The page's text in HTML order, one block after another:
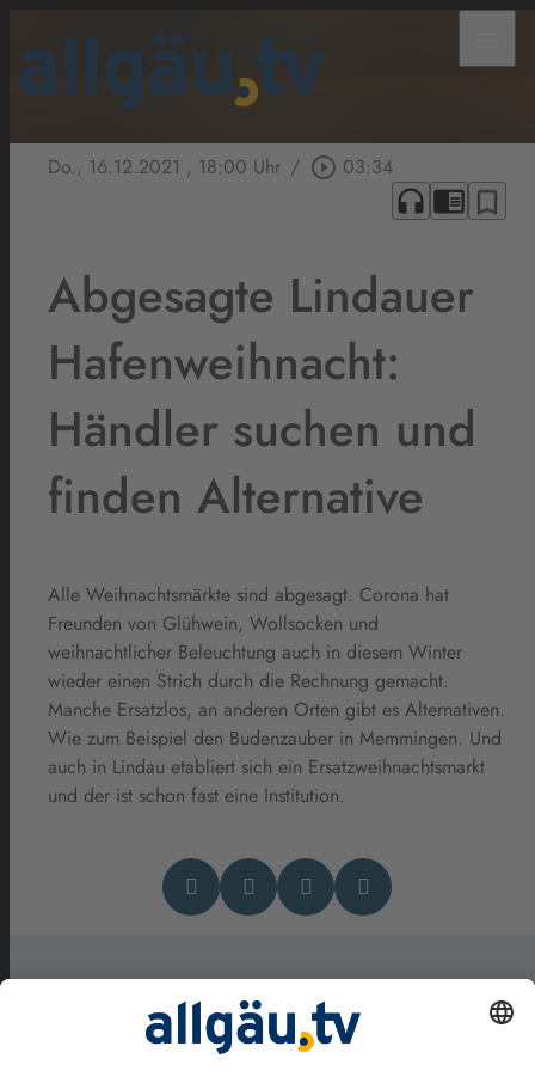
Do., 16.12.2021 , 18:00 Uhr / play_circle_outline 03:34
headphones chrome_reader_mode bookmark_border
Abgesagte Lindauer
Hafenweihnacht:
Händler suchen und
finden Alternative
Alle Weihnachtsmärkte sind abgesagt. Corona hat
Freunden von Glühwein, Wollsocken und
weihnachtlicher Beleuchtung auch in diesem Winter
wieder einen Strich durch die Rechnung gemacht.
Manche Ersatzlos, an anderen Orten gibt es Alternativen.
Wie zum Beispiel den Budenzauber in Memmingen. Und
auch in Lindau etabliert sich ein Ersatzweihnachtsmarkt
und der ist schon fast eine Institution.
Das könnte Dich auch